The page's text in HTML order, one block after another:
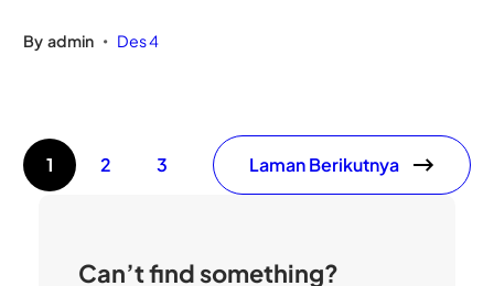
By admin • Des 4
1 2 3 Laman Berikutnya
Can’t find something?